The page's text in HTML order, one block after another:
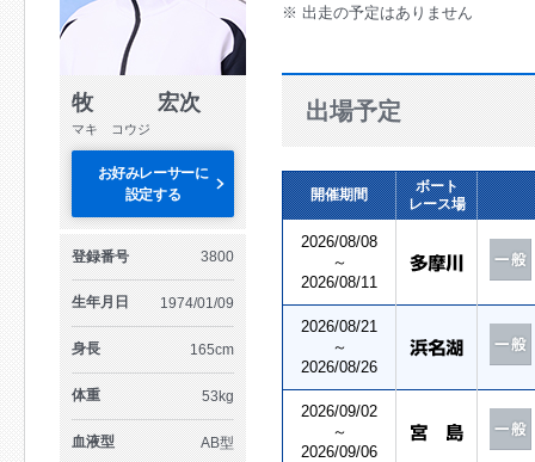
牧 宏次
マキ コウジ
お好みレーサーに
設定する
登録番号 3800
生年月日 1974/01/09
身長 165cm
体重 53kg
血液型 AB型
※ 出走の予定はありません
出場予定
開催期間
ボート
レース場
2026/08/08
～
2026/08/11
2026/08/21
～
2026/08/26
2026/09/02
～
2026/09/06